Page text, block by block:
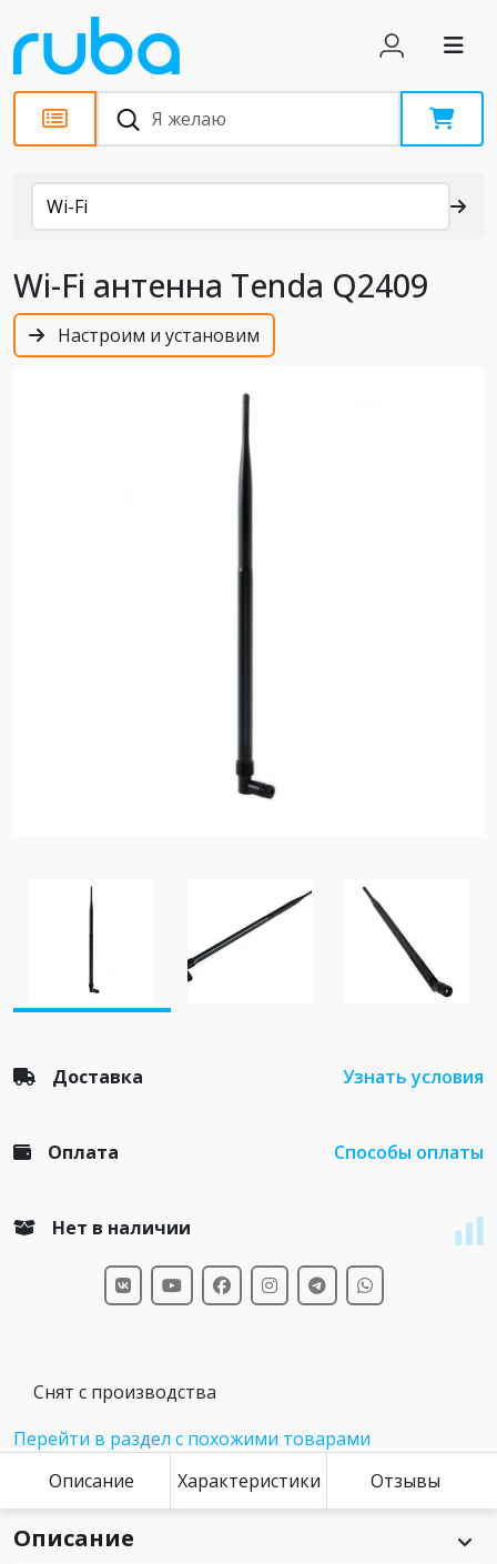
Каталог
Wi-Fi
Wi-Fi антенна Tenda Q2409
Настроим и установим
Доставка Узнать условия
Оплата Способы оплаты
Нет в наличии
Снят с производства
Перейти в раздел с похожими товарами
Описание
Характеристики Отзывы
Описание